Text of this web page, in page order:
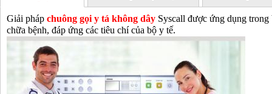
Giải pháp chuông gọi y tá không dây Syscall được ứng dụng
chữa bệnh, đáp ứng các tiêu chí của bộ y tế.